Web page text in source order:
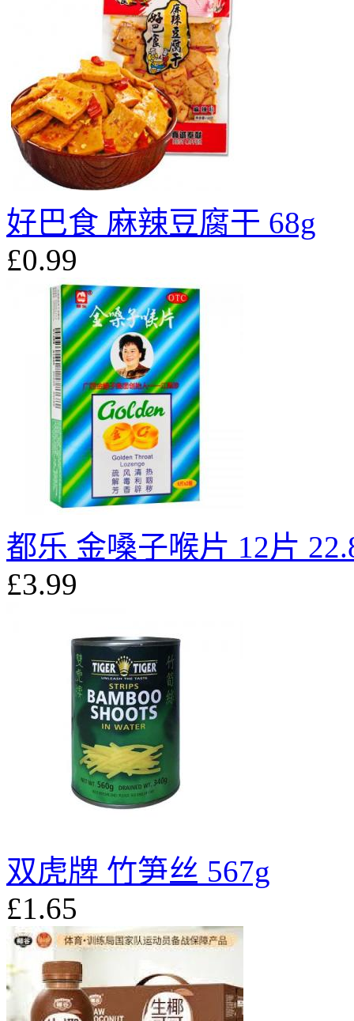
好巴食 麻辣豆腐干 68g
£0.99
都乐 金嗓子喉片 12片
£3.99
双虎牌 竹笋丝 567g
£1.65